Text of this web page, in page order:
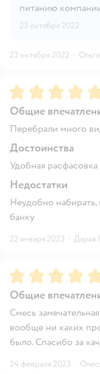
питанию
23 октября 2022
23 октября 2022 ·
Рейтинг:5
Общие
Перебрали много
Достоинства
Удобная расфасовка
Недостатки
Неудобно
банку
22 января 2023 · Дарья
Рейтинг:5
Общие
Смесь
вообще ни каких
было. Спасибо за
24 февраля 2023 ·